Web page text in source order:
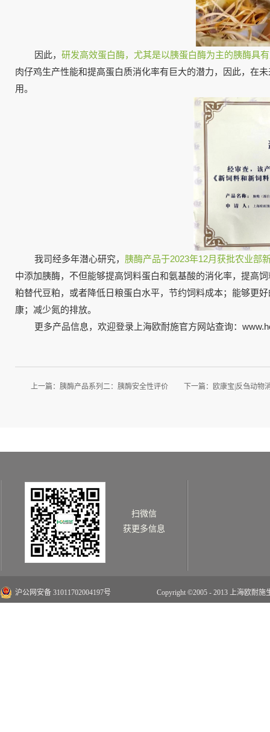
因此， 研发高效蛋白酶，尤其是以胰蛋白酶为主的胰酶具
肉仔鸡生产性能和提高蛋白质消化率有巨大的潜力，因此，在
用。
我司经多年潜心研究， 胰酶产品于2023年12月获批农业部
中添加胰酶，不但能够提高饲料蛋白和氨基酸的消化率，提高
粕替代豆粕，或者降低日粮蛋白水平，节约饲料成本；能够更
康；减少氮的排放。
更多产品信息，欢迎登录上海欧耐施官方网站查询：
上一篇： 胰酶产品系列二：胰酶安全性评价 下一篇： 欧康宝|反刍动物
扫微信
获更多信息
沪公网安备 31011702004197号 Copyright ©2005 - 2013 上海欧耐施